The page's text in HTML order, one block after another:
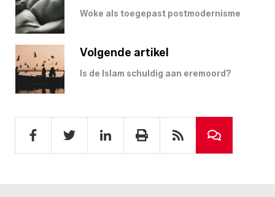
Woke als toegepast postmodernisme
Volgende artikel
Is de Islam schuldig aan eremoord?